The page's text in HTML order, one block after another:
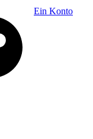
Ein Konto